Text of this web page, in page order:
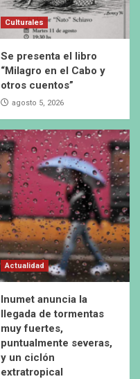
Culturales
Se presenta el libro
“Milagro en el Cabo y
otros cuentos”
agosto 5, 2026
Actualidad
Inumet anuncia la
llegada de tormentas
muy fuertes,
puntualmente severas,
y un ciclón
extratropical